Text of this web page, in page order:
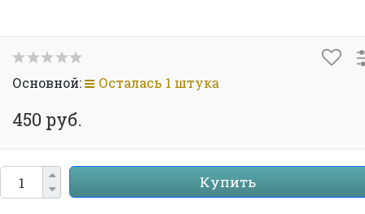
Основной: Осталась 1 штука
450 руб.
Купить